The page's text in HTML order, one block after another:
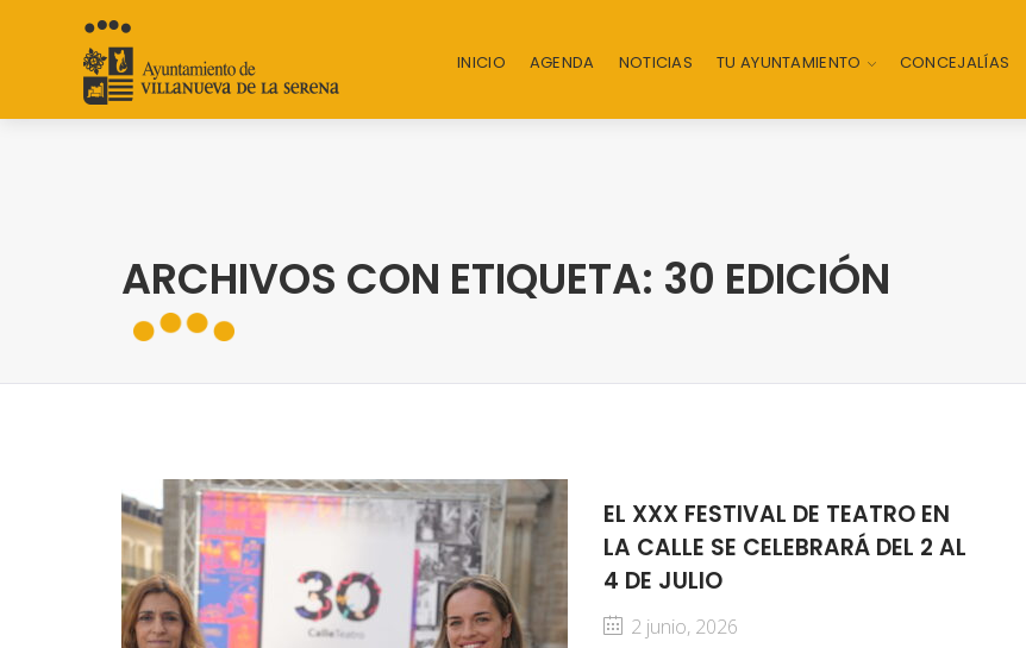
INICIO AGENDA NOTICIAS TU AYUNTAMIENTO CONCEJALÍAS
ARCHIVOS CON ETIQUETA: 30 EDICIÓN
EL XXX FESTIVAL DE TEATRO EN
LA CALLE SE CELEBRARÁ DEL 2 AL
4 DE JULIO
2 junio, 2026